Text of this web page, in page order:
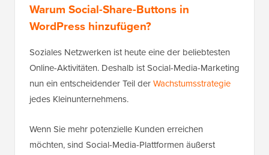
Warum Social-Share-Buttons in
WordPress hinzufügen?
Soziales Netzwerken ist heute eine der beliebtesten
Online-Aktivitäten. Deshalb ist Social-Media-Marketing
nun ein entscheidender Teil derWachstumsstrategie
jedes Kleinunternehmens.
Wenn Sie mehr potenzielle Kunden erreichen
möchten, sind Social-Media-Plattformen äußerst